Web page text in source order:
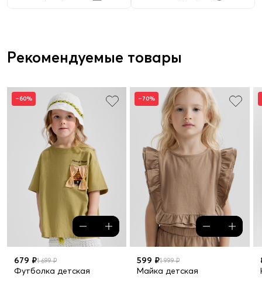
Рекомендуемые товары
–60%
679 ₽1 699 ₽
Футболка детская
–70%
599 ₽1 999 ₽
Майка детская